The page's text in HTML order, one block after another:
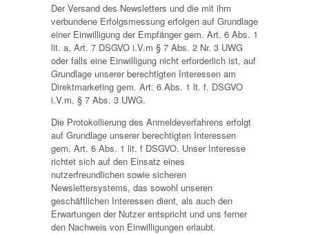
Der Versand des Newsletters und die mit ihm
verbundene Erfolgsmessung erfolgen auf Grundlage
einer Einwilligung der Empfänger gem. Art. 6 Abs. 1
lit. a, Art. 7 DSGVO i.V.m § 7 Abs. 2 Nr. 3 UWG
oder falls eine Einwilligung nicht erforderlich ist, auf
Grundlage unserer berechtigten Interessen am
Direktmarketing gem. Art. 6 Abs. 1 lt. f. DSGVO
i.V.m. § 7 Abs. 3 UWG.
Die Protokollierung des Anmeldeverfahrens erfolgt
auf Grundlage unserer berechtigten Interessen
gem. Art. 6 Abs. 1 lit. f DSGVO. Unser Interesse
richtet sich auf den Einsatz eines
nutzerfreundlichen sowie sicheren
Newslettersystems, das sowohl unseren
geschäftlichen Interessen dient, als auch den
Erwartungen der Nutzer entspricht und uns ferner
den Nachweis von Einwilligungen erlaubt.